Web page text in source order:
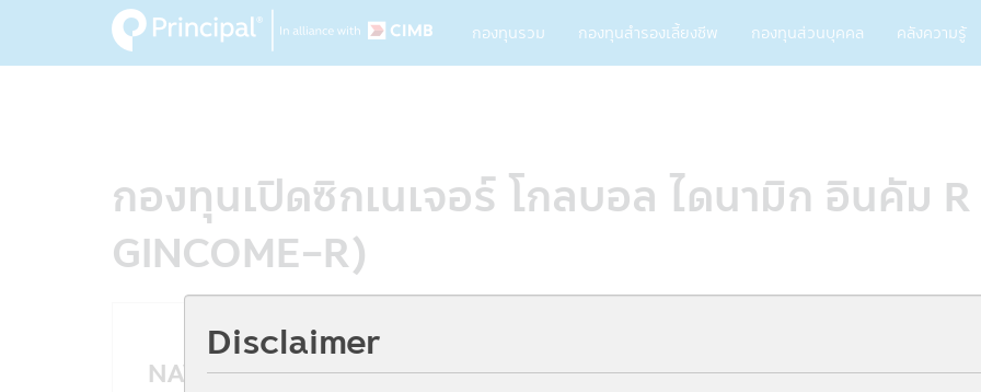
Disclaimer
main
Main
navigation
กองทุนรวม กองทุนสำรองเลี้ยงชีพ กองทุนส่วนบุคคล คลังความรู้
กองทุนเปิดซิกเนเจอร์ โกลบอล ไดนามิก อินคัม R
GINCOME-R)
NAV History